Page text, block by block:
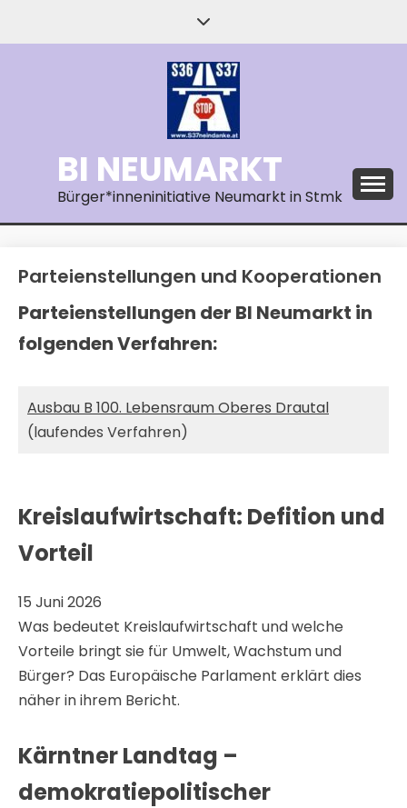
BI NEUMARKT
Bürger*inneninitiative Neumarkt in Stmk
Parteienstellungen und Kooperationen
Parteienstellungen der BI Neumarkt in
folgenden Verfahren:
Ausbau B 100. Lebensraum Oberes Drautal
(laufendes Verfahren)
Kreislaufwirtschaft: Defition und
Vorteil
15 Juni 2026
Was bedeutet Kreislaufwirtschaft und welche
Vorteile bringt sie für Umwelt, Wachstum und
Bürger? Das Europäische Parlament erklärt dies
näher in ihrem Bericht.
Kärntner Landtag –
demokratiepolitischer